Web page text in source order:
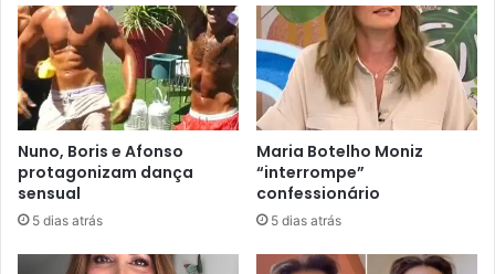
Nuno, Boris e Afonso
protagonizam dança
sensual
5 dias atrás
Maria Botelho Moniz
“interrompe”
confessionário
5 dias atrás